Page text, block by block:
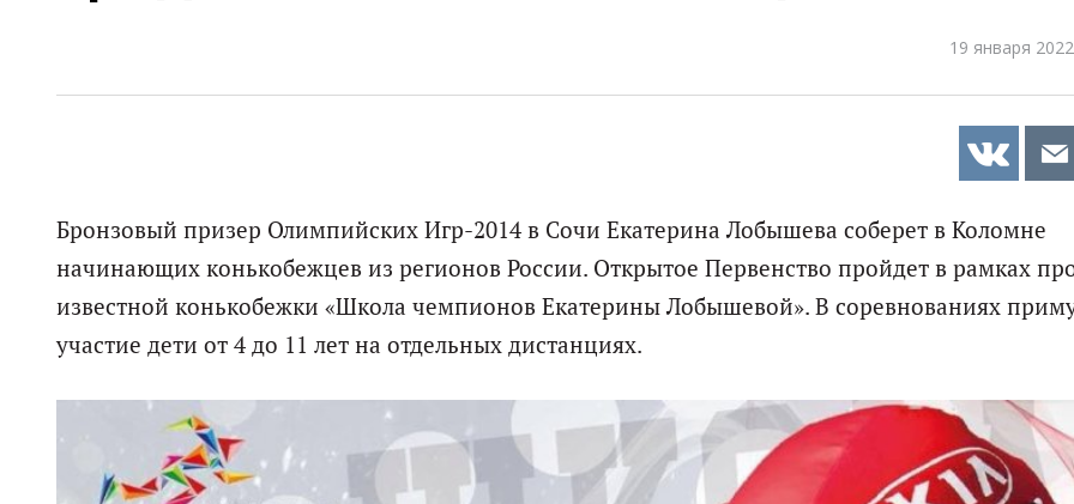
19 января
Бронзовый призер Олимпийских Игр-2014 в Сочи Екатерина Лобышева соберет в Коломне
начинающих конькобежцев из регионов России. Открытое Первенство пройдет в рамках
известной конькобежки «Школа чемпионов Екатерины Лобышевой». В соревнованиях
участие дети от 4 до 11 лет на отдельных дистанциях.